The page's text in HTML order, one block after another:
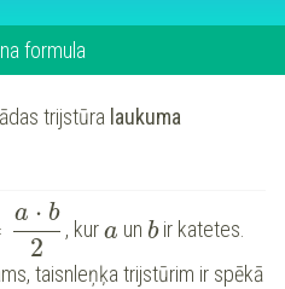
formula
trijstūra laukuma
a ⋅ b
2
, kura un bir katetes.
taisnleņķa trijstūrim ir spēkā